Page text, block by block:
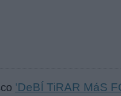
'DeBÍ TiRAR MáS